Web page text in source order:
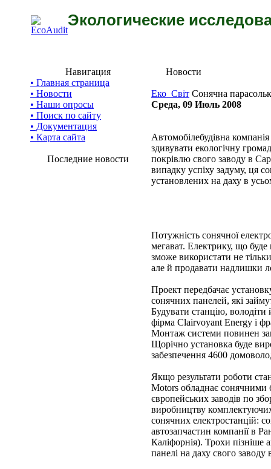
Экологические
Навигация
• Главная страница
• Новости
• Наши опросы
• Поиск по сайту
• Документация
• Карта сайта
Последние новости
Новости
Еко_Світ Сонячна
Среда, 09 Июль 2008
Автомобілебудівна
здивувати екологічну
покрівлю свого заводу в
випадку успіху задуму, ця
установлених на даху в
Потужність сонячної
мегават. Електрику, що
зможе використати не
але й продавати надлишки
Проект передбачає
сонячних панелей, які
Будувати станцію,
фірма Claіrvoyant Energy і
Монтаж системи повинен
Щорічно установка буде
забезпечення 4600
Якщо результати роботи
Motors обладнає сонячними
європейських заводів по
виробництву
сонячних електростанцій:
автозапчастин компанії в
Каліфорнія). Трохи пізніше
панелі на даху свого заводу